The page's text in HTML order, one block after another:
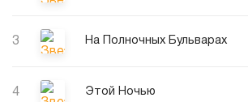
3 На Полночных Бульварах
4 Этой Ночью